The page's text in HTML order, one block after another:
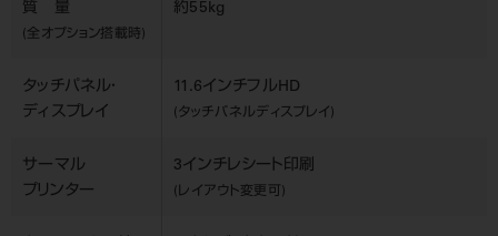
質 量
(全オプション搭載時)
約55kg
タッチパネル・
ディスプレイ
11.6インチフルHD
(タッチパネルディスプレイ)
サーマル
プリンター
3インチレシート印刷
(レイアウト変更可)